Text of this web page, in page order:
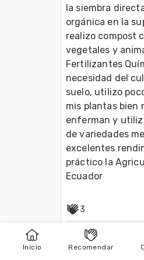
Inicio
Inicio Recomendar
la siembra
orgánica en la
realizo compost
vegetales y
Fertilizantes
necesidad del
suelo, utilizo
mis plantas bien
enferman y
de variedades
excelentes
práctico la
Ecuador
3
Recomendar